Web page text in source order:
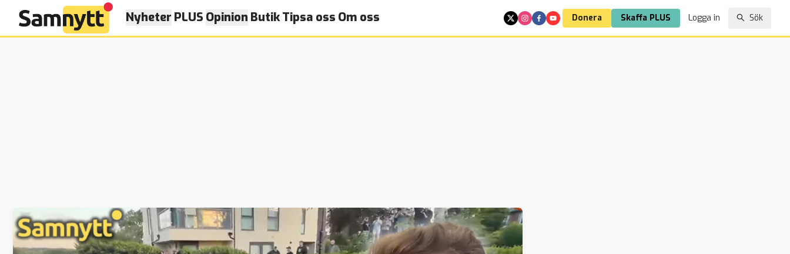
Nyheter PLUS Opinion ButikTipsa oss Om oss Donera Skaffa PLUS Logga in Sök